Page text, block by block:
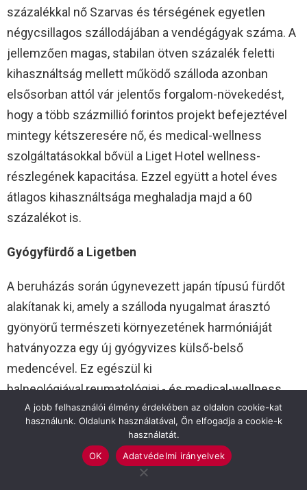
százalékkal nő Szarvas és térségének egyetlen
négycsillagos szállodájában a vendégágyak száma. A
jellemzően magas, stabilan ötven százalék feletti
kihasználtság mellett működő szálloda azonban
elsősorban attól vár jelentős forgalom-növekedést,
hogy a több százmillió forintos projekt befejeztével
mintegy kétszeresére nő, és medical-wellness
szolgáltatásokkal bővül a Liget Hotel wellness-
részlegének kapacitása. Ezzel együtt a hotel éves
átlagos kihasználtsága meghaladja majd a 60
százalékot is.
Gyógyfürdő a Ligetben
A beruházás során úgynevezett japán típusú fürdőt
alakítanak ki, amely a szálloda nyugalmat árasztó
gyönyörű természeti környezetének harmóniáját
hatványozza egy új gyógyvizes külső-belső
medencével. Ez egészül ki
balneológiával,reumatológiai,- és medical-wellness
szolgáltatásokkal. A Körös-part és az Erzsébet liget
nyugalma köszön majd vissza a belső wellness
terekben is. A beruházás elkészültével új
gyógymedencével bővül a már korábban is teljes körű
A jobb felhasználói élmény érdekében az oldalon cookie-kat
használunk. Oldalunk használatával, Ön elfogadja a cookie-k
használatát.
OK
Adatvédelmi irányelvek